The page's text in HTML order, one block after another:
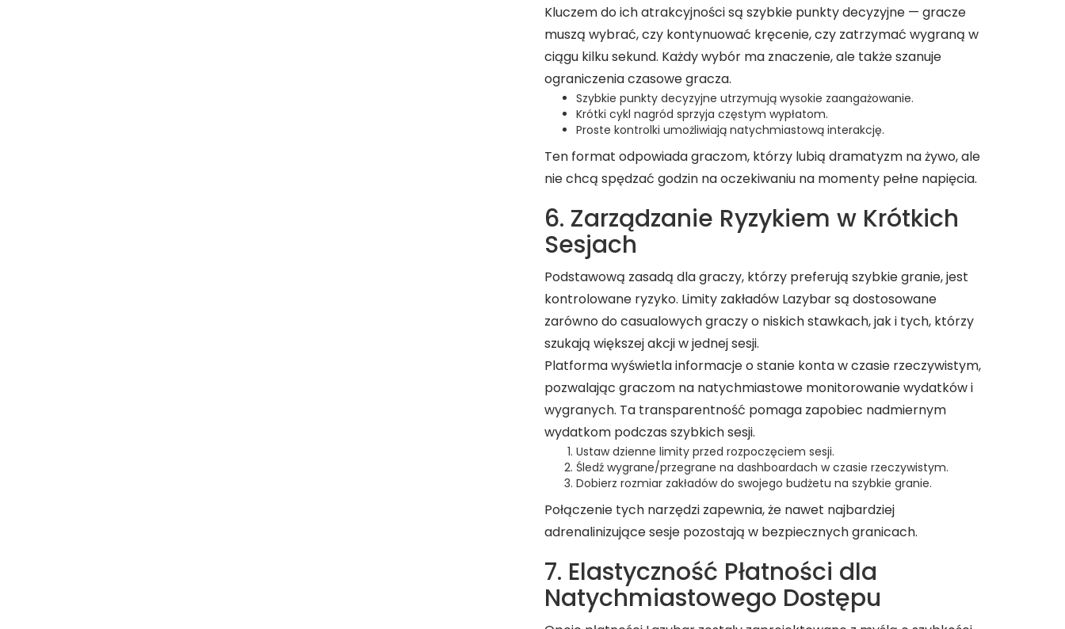
Kluczem do ich atrakcyjności są szybkie punkty decyzyjne — gracze
muszą wybrać, czy kontynuować kręcenie, czy zatrzymać wygraną w
ciągu kilku sekund. Każdy wybór ma znaczenie, ale także szanuje
ograniczenia czasowe gracza.
Szybkie punkty decyzyjne utrzymują wysokie zaangażowanie.
Krótki cykl nagród sprzyja częstym wypłatom.
Proste kontrolki umożliwiają natychmiastową interakcję.
Ten format odpowiada graczom, którzy lubią dramatyzm na żywo, ale
nie chcą spędzać godzin na oczekiwaniu na momenty pełne napięcia.
6. Zarządzanie Ryzykiem w Krótkich
Sesjach
Podstawową zasadą dla graczy, którzy preferują szybkie granie, jest
kontrolowane ryzyko. Limity zakładów Lazybar są dostosowane
zarówno do casualowych graczy o niskich stawkach, jak i tych, którzy
szukają większej akcji w jednej sesji.
Platforma wyświetla informacje o stanie konta w czasie rzeczywistym,
pozwalając graczom na natychmiastowe monitorowanie wydatków i
wygranych. Ta transparentność pomaga zapobiec nadmiernym
wydatkom podczas szybkich sesji.
Ustaw dzienne limity przed rozpoczęciem sesji.
Śledź wygrane/przegrane na dashboardach w czasie rzeczywistym.
Dobierz rozmiar zakładów do swojego budżetu na szybkie granie.
Połączenie tych narzędzi zapewnia, że nawet najbardziej
adrenalinizujące sesje pozostają w bezpiecznych granicach.
7. Elastyczność Płatności dla
Natychmiastowego Dostępu